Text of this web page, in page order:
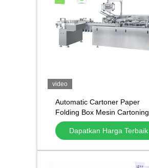
video
Automatic Cartoner Paper
Folding Box Mesin Cartoning
Otomatis untuk Tabung
Kosmetik Botol Botol
Dapatkan Harga Terbaik